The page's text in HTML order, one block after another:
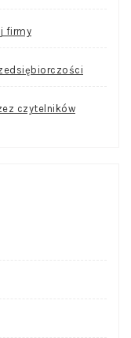
firmy
czytelników